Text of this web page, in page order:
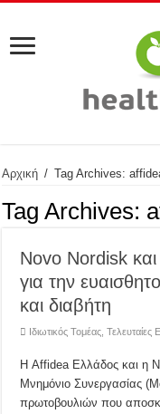
Αρχική / Tag Archives:
Tag Archives:
Novo Nordisk
για την
και διαβήτη
Ιδιωτικός Τομέας ,Τελευταίες
Η Affidea Ελλάδος και η
Μνημόνιο Συνεργασίας
πρωτοβουλιών που